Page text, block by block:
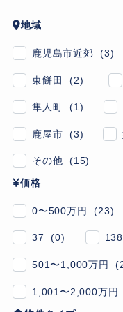
地域
鹿児島市近郊 (3)
東餅田 (2)
隼人町 (1)
鹿屋市 (3)
その他 (15)
価格
0〜500万円 (23)
37 (0)
501〜1,000万円
1,001〜2,000万